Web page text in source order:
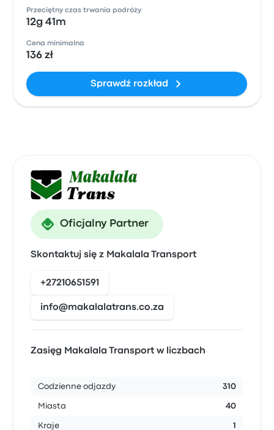
Przeciętny czas trwania podróży
12g 41m
Cena minimalna
136 zł
Sprawdź rozkład
Oficjalny Partner
Skontaktuj się z Makalala Transport
+27210651591
info@makalalatrans.co.za
Zasięg Makalala Transport w liczbach
Codzienne odjazdy 310
Miasta 40
Kraje 1